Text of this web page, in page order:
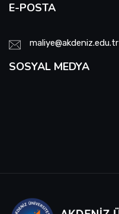
E-POSTA
maliye@akdeniz.edu.tr
SOSYAL MEDYA